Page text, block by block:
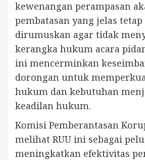
kewenangan perampasan
pembatasan yang jelas
dirumuskan agar tidak
kerangka hukum acara
ini mencerminkan
dorongan untuk
hukum dan kebutuhan
keadilan hukum.
Komisi Pemberantasan
melihat RUU ini sebagai
meningkatkan efektivitas